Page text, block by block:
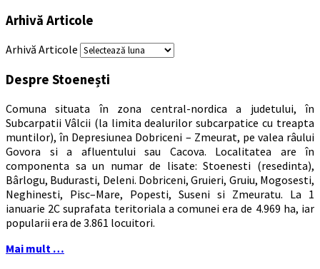
Arhivă Articole
Arhivă Articole
Despre Stoenești
Comuna situata în zona central-nordica a judetului, în
Subcarpatii Vâlcii (la limita dealurilor subcarpatice cu treapta
muntilor), în Depresiunea Dobriceni – Zmeurat, pe valea râului
Govora si a afluentului sau Cacova. Localitatea are în
componenta sa un numar de lisate: Stoenesti (resedinta),
Bârlogu, Budurasti, Deleni. Dobriceni, Gruieri, Gruiu, Mogosesti,
Neghinesti, Pisc–Mare, Popesti, Suseni si Zmeuratu. La 1
ianuarie 2C suprafata teritoriala a comunei era de 4.969 ha, iar
popularii era de 3.861 locuitori.
Mai mult …